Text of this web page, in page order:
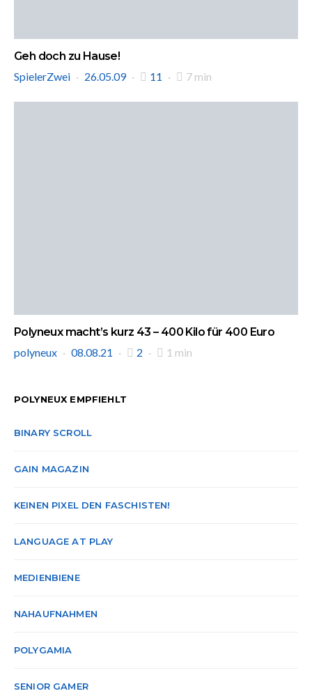
Geh doch zu Hause!
SpielerZwei
26.05.09 11 7 min
Polyneux macht’s kurz 43 – 400 Kilo für 400 Euro
polyneux
08.08.21 2 1 min
POLYNEUX EMPFIEHLT
BINARY SCROLL
GAIN MAGAZIN
KEINEN PIXEL DEN FASCHISTEN!
LANGUAGE AT PLAY
MEDIENBIENE
NAHAUFNAHMEN
POLYGAMIA
SENIOR GAMER